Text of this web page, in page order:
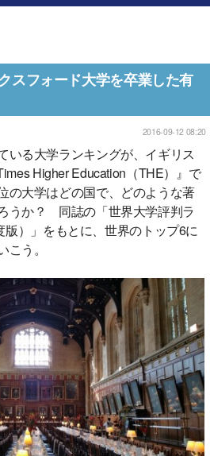
スフォード大学を卒業した有
2016-09-12 08:20
いる大学ランキングが、イギリス
Higher Education（THE）』で
の大学はどの国で、どのような著
うか？ 同誌の「世界大学評判ラ
）」をもとに、世界のトップ6に
う。